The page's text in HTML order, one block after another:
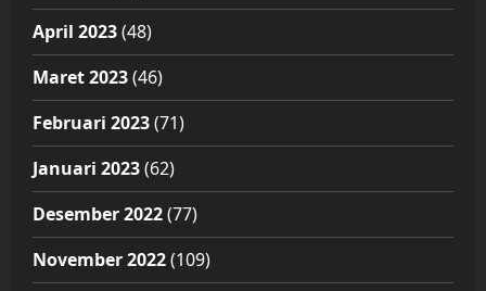
April 2023(48)
Maret 2023(46)
Februari 2023(71)
Januari 2023(62)
Desember 2022(77)
November 2022(109)